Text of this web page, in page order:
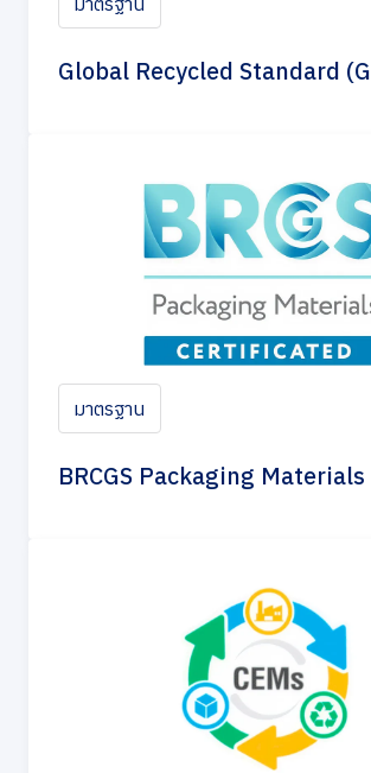
Global Recycled Standard
มาตรฐาน
BRCGS Packaging Materials